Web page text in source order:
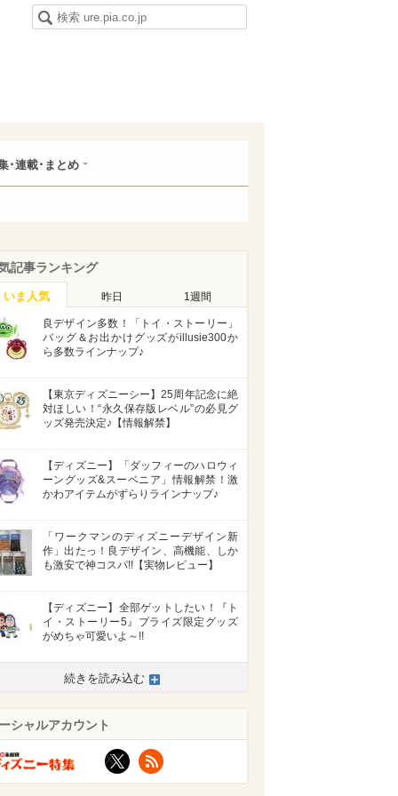
･連載･まとめ
記事ランキング
いま人気 昨日 1週間
良デザイン多数！「トイ・ストーリー」
バッグ＆お出かけグッズがillusie300か
ら多数ラインナップ♪
【東京ディズニーシー】25周年記念に絶
対ほしい！“永久保存版レベル”の必見グ
ッズ発売決定♪【情報解禁】
【ディズニー】「ダッフィーのハロウィ
ーングッズ&スーベニア」情報解禁！激
かわアイテムがずらりラインナップ♪
「ワークマンのディズニーデザイン新
作」出たっ！良デザイン、高機能、しか
も激安で神コスパ!!【実物レビュー】
【ディズニー】全部ゲットしたい！『ト
イ・ストーリー5』プライズ限定グッズ
がめちゃ可愛いよ～!!
続きを読み込む
シャルアカウント
X